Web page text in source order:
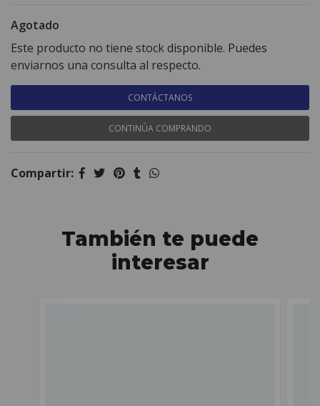
Agotado
Este producto no tiene stock disponible. Puedes
enviarnos una consulta al respecto.
CONTÁCTANOS
CONTINÚA COMPRANDO
Compartir:
También te puede
interesar